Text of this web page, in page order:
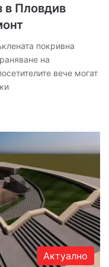
в Пловдив
покривна
на
вече могат
Актуално